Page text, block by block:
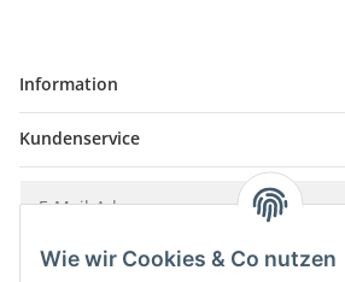
Information
Kundenservice
Bitte senden Sie mir entsprechend Ihrer
Wie wir Cookies & Co nutzen